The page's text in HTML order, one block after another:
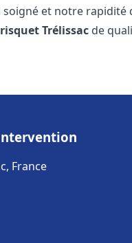
soigné et notre
Trélissac de
France